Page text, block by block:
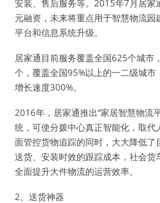
安装、售后服务等。2015年7月居家
元融资，未来将重点用于智慧物流园
平台和信息系统升级。
居家通目前服务覆盖全国625个城市
个，覆盖全国95%以上的一二级城市
增长速度300%。
2016年，居家通推出“家居智慧物流
统，可使分拨中心真正智能化，取代
面管控货物追踪的同时，大大降低了
送货、安装时效的跟踪成本，社会货
全面提升大件物流的运营效率。
2、送货神器